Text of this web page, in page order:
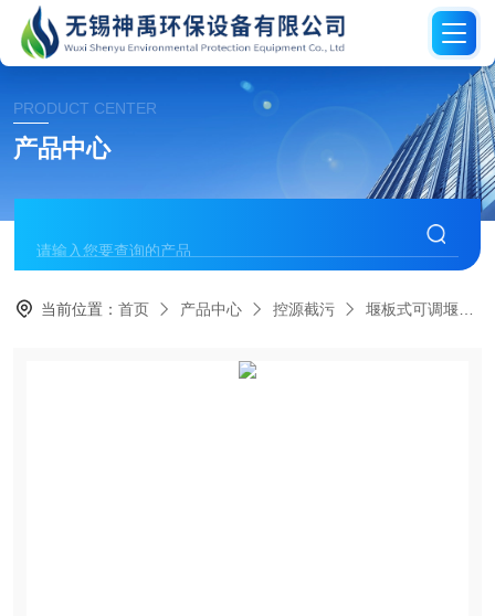
PRODUCT CENTER
产品中心
当前位置：首页 产品中心 控源截污 堰板式可调堰